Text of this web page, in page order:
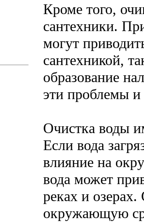
Кроме того,
сантехники.
могут
сантехникой,
образование
эти проблемы и
Очистка воды
Если вода
влияние на
вода может
реках и
окружающую